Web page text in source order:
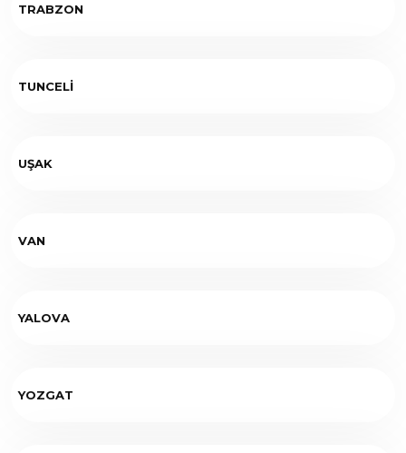
TRABZON
TUNCELİ
UŞAK
VAN
YALOVA
YOZGAT